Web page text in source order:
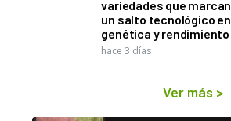
variedades que marcan
un salto tecnológico en
genética y rendimiento
hace 3 días
Ver más >